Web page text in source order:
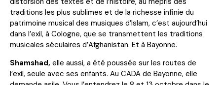
traditions les plus sublimes et de la richesse infinie du
patrimoine musical des musiques d’Islam, c’est aujourd’hui
dans l’exil, à Cologne, que se transmettent les traditions
musicales séculaires d’Afghanistan. Et à Bayonne.
Shamshad, elle aussi, a été poussée sur les routes de
l’exil, seule avec ses enfants. Au CADA de Bayonne, elle